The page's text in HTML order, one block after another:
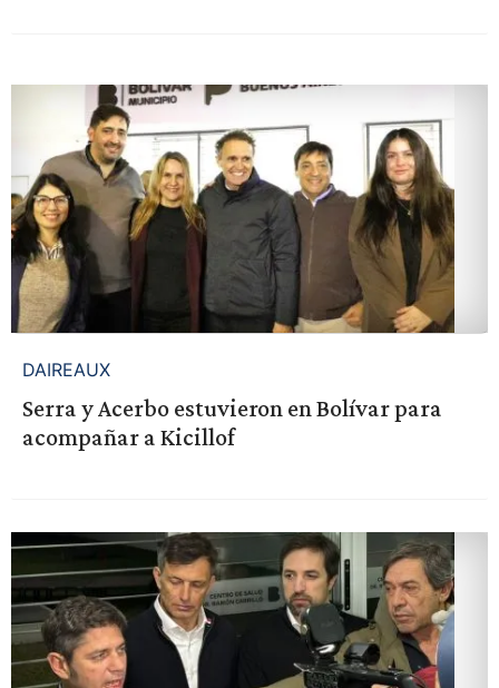
DAIREAUX
Serra y Acerbo estuvieron en Bolívar para
acompañar a Kicillof